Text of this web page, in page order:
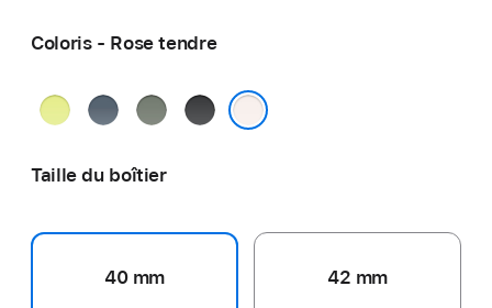
Coloris - Rose tendre
JauneBleu
Gris
Noir
Taille du boîtier
40 mm 42 mm